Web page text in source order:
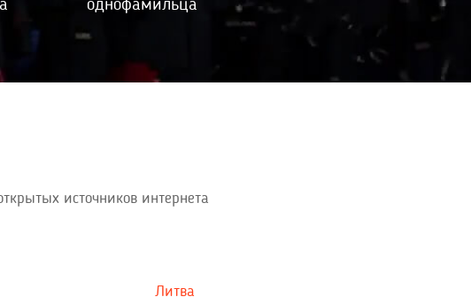
однофамильца
источников интернета
Литва